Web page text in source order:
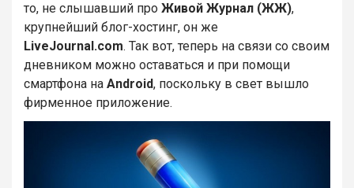
то, не слышавший про Живой Журнал (ЖЖ),
крупнейший блог-хостинг, он же
LiveJournal.com. Так вот, теперь на связи со своим
дневником можно оставаться и при помощи
смартфона на Android, поскольку в свет вышло
фирменное приложение.